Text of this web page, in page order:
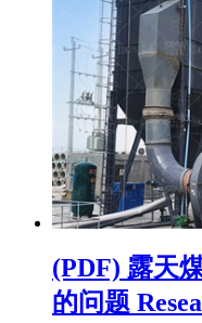
(PDF) 露天
的问题